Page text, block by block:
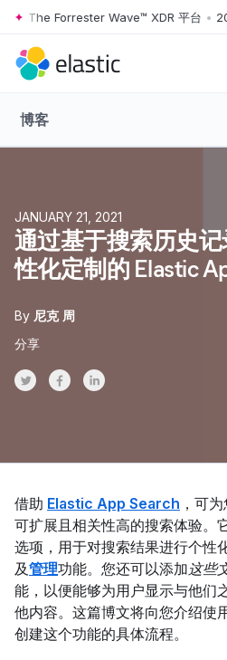
Skip to main content
The Forrester Wave™ XDR 平台 •
博客
JANUARY 21, 2021
通过基于搜索历史
性化定制的 Elastic
By 尼克 周
分享
Share on Twitter
Share on Facebook
Share on LinkedInr
借助 Elastic App Search ，可
可扩展且相关性高的搜索体验。
选项，用于对搜索结果进行个性
及管理功能。您还可以添加这些
能，以便能够为用户显示与他们
他内容。这篇博文将向您介绍使
创建这个功能的具体流程。